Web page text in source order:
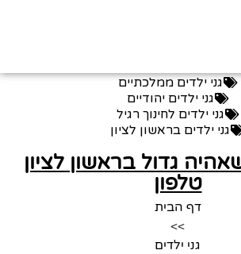
גני ילדים ממלכתיים
גני ילדים יהודיים
גני ילדים לחינוך רגיל
גני ילדים בראשון לציון
גדול בראשון לציון
טלפון
דף הבית
>>
גני ילדים